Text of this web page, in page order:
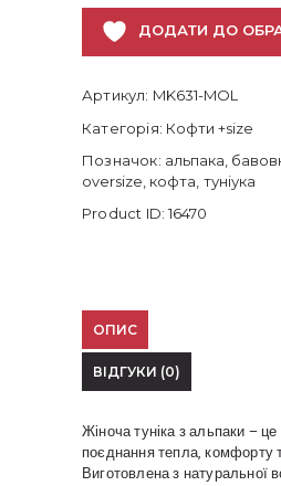
–
стиль
(розміри
56)
кількість
ДОДАТИ ДО
Артикул: MK631-MOL
Категорія: Кофти +size
Позначок: альпака
oversize кофта туніука
Product ID:16470
ОПИС
ВІДГУКИ (0)
Жіноча туніка з альпаки –
поєднання тепла, комфорту
Виготовлена з натуральної